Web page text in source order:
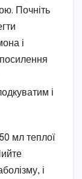
Почніть
і
і
мл теплої
і